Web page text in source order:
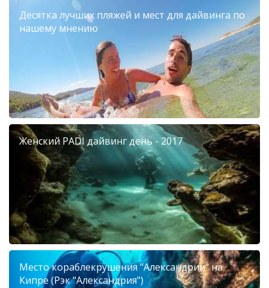
Десятка лучших пляжей и мест для дайвинга по
нашему мнению
Женский PADI дайвинг день - 2017
Место кораблекрушения "Александрии" на
Кипре (Рэк "Александрия")